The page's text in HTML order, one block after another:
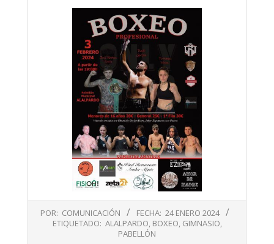
01-
POR: COMUNICACIÓN FECHA: 24 ENERO 2024
ETIQUETADO: ALALPARDO, BOXEO, GIMNASIO,
PABELLÓN